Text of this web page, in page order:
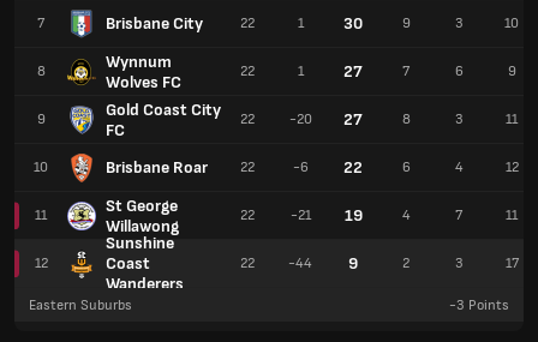
7 Brisbane City
8
Wynnum
Wolves FC
9
Gold Coast City
FC
10 Brisbane Roar
11
St George
Willawong
12
Sunshine
Coast
Wanderers
22 1 30 9 3 10
22 1 27 7 6 9
22 -20 27 8 3 11
22 -6 22 6 4 12
22 -21 19 4 7 11
22 -44 9 2 3 17
Eastern Suburbs -3 Points